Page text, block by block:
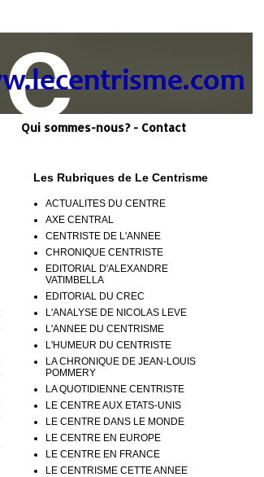
Qui sommes-nous? - Contact
Les Rubriques de Le Centrisme
ACTUALITES DU CENTRE
AXE CENTRAL
CENTRISTE DE L'ANNEE
CHRONIQUE CENTRISTE
EDITORIAL D'ALEXANDRE
VATIMBELLA
EDITORIAL DU CREC
L'ANALYSE DE NICOLAS LEVE
L'ANNEE DU CENTRISME
L'HUMEUR DU CENTRISTE
LA CHRONIQUE DE JEAN-LOUIS
POMMERY
LA QUOTIDIENNE CENTRISTE
LE CENTRE AUX ETATS-UNIS
LE CENTRE DANS LE MONDE
LE CENTRE EN EUROPE
LE CENTRE EN FRANCE
LE CENTRISME CETTE ANNEE